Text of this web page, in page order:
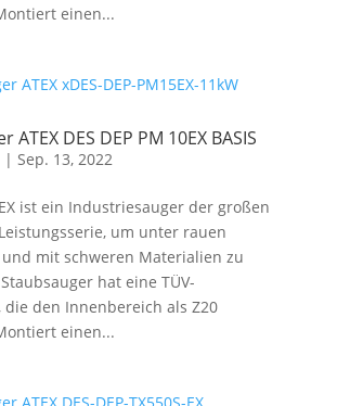
einen...
ATEX DES DEP PM 10EX BASIS
| Sep. 13, 2022
ist ein Industriesauger der großen
um unter rauen
mit schweren Materialien zu
hat eine TÜV-
den Innenbereich als Z20
einen...